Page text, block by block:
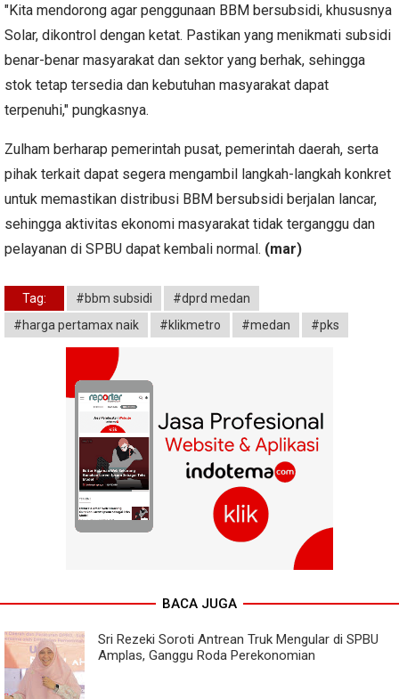
"Kita mendorong agar penggunaan BBM bersubsidi, khususnya
Solar, dikontrol dengan ketat. Pastikan yang menikmati subsidi
benar-benar masyarakat dan sektor yang berhak, sehingga
stok tetap tersedia dan kebutuhan masyarakat dapat
terpenuhi," pungkasnya.
Zulham berharap pemerintah pusat, pemerintah daerah, serta
pihak terkait dapat segera mengambil langkah-langkah konkret
untuk memastikan distribusi BBM bersubsidi berjalan lancar,
sehingga aktivitas ekonomi masyarakat tidak terganggu dan
pelayanan di SPBU dapat kembali normal. (mar)
Tag: #bbm subsidi
#dprd medan
#harga pertamax naik
#klikmetro #medan #pks
BACA JUGA
Sri Rezeki Soroti Antrean Truk Mengular di SPBU
Amplas, Ganggu Roda Perekonomian